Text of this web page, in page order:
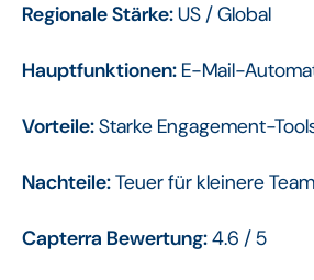
Regionale Stärke:US / Global
Hauptfunktionen: E-Mail-
Vorteile:Starke Engagement-
Nachteile:Teuer für kleinere
Capterra Bewertung:4.6 / 5